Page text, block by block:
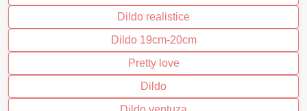
Dildo realistice
Dildo 19cm-20cm
Pretty love
Dildo